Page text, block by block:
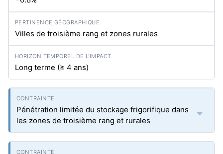
Villes de troisième rang et zones rurales
Long terme (≥ 4 ans)
Pénétration limitée du stockage frigorifique dans
les zones de troisième rang et rurales